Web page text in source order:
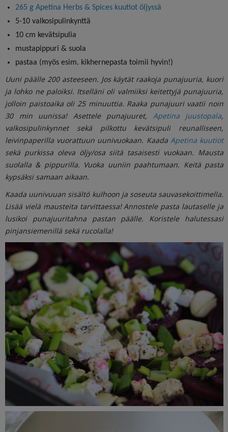
265 g Apetina Herbs & Spices kuutiot öljyssä
5-10 valkosipulinkynttä
10 cm kevätsipulia
mustapippuri & suola
pastaa (myös esim. kikhernepasta toimii hyvin!)
Uuni päälle 200 asteeseen. Jos käytät raakoja punajuuria, kuori
ja lohko ne paloiksi. Itselläni oli valmiiksi keitettyjä punajuuria,
jolloin paistoaika oli 25 minuuttia. Raaka punajuuri vaatii noin
30 min uunissa! Asettele punajuuret, Apetina juustopala,
valkosipulinkynnet sekä pilkottu kevätsipuli reunalliseen,
leivinpaperilla vuorattuun uunivuokaan. Kaada Apetina kuutiot
sekä purkissa oleva öljy/osa siitä tasaisesti vuokaan. Mausta
suolalla & pippurilla. Vuoka uuniin paahtumaan. Keitä pasta
kypsäksi samaan aikaan.
Kaada uunivuuan sisältö kulhoon ja soseuta sauvasekoittimella.
Lisää vielä mausteita tarvittaessa! Annostele pasta lautaselle ja
lusikoi punajuuritahna pastan päälle. Koristele halutessasi
pinjansiemenillä sekä rucolalla!